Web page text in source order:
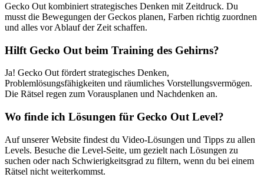
Gecko Out kombiniert strategisches Denken mit Zeitdruck. Du
musst die Bewegungen der Geckos planen, Farben richtig zuordnen
und alles vor Ablauf der Zeit schaffen.
Hilft Gecko Out beim Training des Gehirns?
Ja! Gecko Out fördert strategisches Denken,
Problemlösungsfähigkeiten und räumliches Vorstellungsvermögen.
Die Rätsel regen zum Vorausplanen und Nachdenken an.
Wo finde ich Lösungen für Gecko Out Level?
Auf unserer Website findest du Video-Lösungen und Tipps zu allen
Levels. Besuche die Level-Seite, um gezielt nach Lösungen zu
suchen oder nach Schwierigkeitsgrad zu filtern, wenn du bei einem
Rätsel nicht weiterkommst.